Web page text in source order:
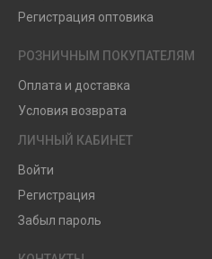
Регистрация оптовика
РОЗНИЧНЫМ ПОКУПАТЕЛЯМ
Оплата и доставка
Условия возврата
ЛИЧНЫЙ КАБИНЕТ
Войти
Регистрация
Забыл пароль